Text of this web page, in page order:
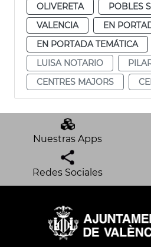
OLIVERETA
POBLES
VALENCIA
EN
EN PORTADA TEMÁTICA
LUISA NOTARIO
CENTRES MAJORS
Nuestras Apps
Redes Sociales